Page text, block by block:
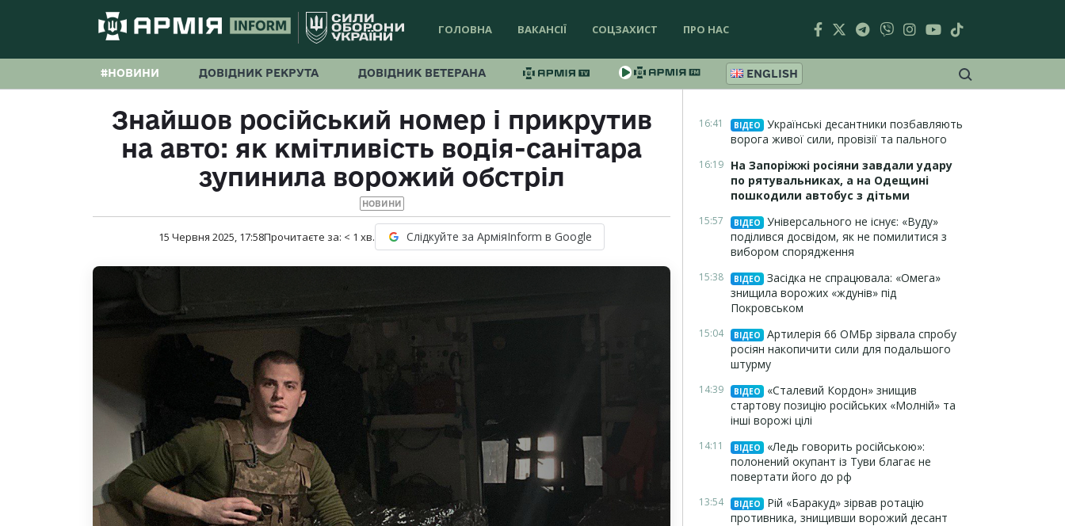
ГОЛОВНА ВАКАНСІЇ СОЦЗАХИСТ ПРО НАС
#НОВИНИ ДОВІДНИК РЕКРУТА ДОВІДНИК ВЕТЕРАНА ENGLISH
Знайшов російський номер і прикрутив
на авто: як кмітливість водія-санітара
зупинила ворожий обстріл
НОВИНИ
15 Червня 2025, 17:58Прочитаєте за: < 1 хв. Слідкуйте за АрміяInform в Google
16:41 ВІДЕО
Українські десантники позбавляють
ворога живої сили, провізії та пального
16:19 На Запоріжжі росіяни завдали удару
по рятувальниках, а на Одещині
пошкодили автобус з дітьми
15:57 ВІДЕО
Універсального не існує: «Вуду»
поділився досвідом, як не помилитися з
вибором спорядження
15:38 ВІДЕО
Засідка не спрацювала: «Омега»
знищила ворожих «ждунів» під
Покровськом
15:04 ВІДЕО
Артилерія 66 ОМБр зірвала спробу
росіян накопичити сили для подальшого
штурму
14:39 ВІДЕО
«Сталевий Кордон» знищив
стартову позицію російських «Молній» та
інші ворожі цілі
14:11 ВІДЕО
«Ледь говорить російською»:
полонений окупант із Туви благає не
повертати його до рф
13:54 ВІДЕО
Рій «Баракуд» зірвав ротацію
противника, знищивши ворожий десант